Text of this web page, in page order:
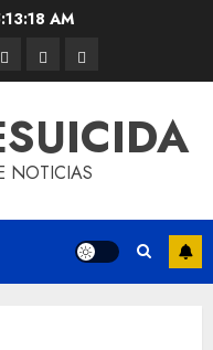
AM
NOTICIAS